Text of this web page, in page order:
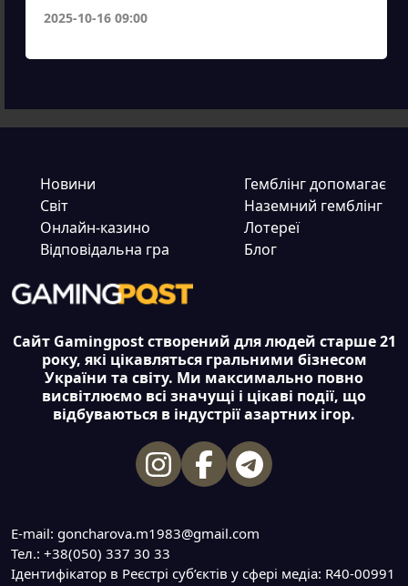
2025-10-16 09:00
Новини
Світ
Онлайн-казино
Відповідальна гра
Гемблінг допомагає
Наземний гемблінг
Лотереї
Блог
Сайт Gamingpost створений для людей старше 21
року, які цікавляться гральними бізнесом
України та світу. Ми максимально повно
висвітлюємо всі значущі і цікаві події, що
відбуваються в індустрії азартних ігор.
E-mail: goncharova.m1983@gmail.com
Тел.: +38(050) 337 30 33
Ідентифікатор в Реєстрі суб’єктів у сфері медіа: R40-00991